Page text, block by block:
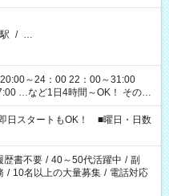
/ …
～24：00 22：00～31:00
など1日4時間～OK！ その他
にご相談ください！
日スタートもOK！ ■曜日・日数
歴書不要 / 40～50代活躍中 / 副
/ 10名以上の大量募集 / 電話対応